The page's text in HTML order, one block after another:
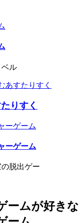
ベル
りすく
ーゲーム
ーゲーム
脱出ゲー
ームが好き